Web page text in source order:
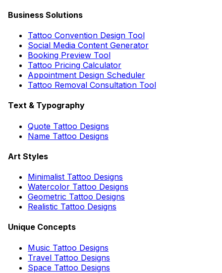
Business Solutions
Tattoo Convention Design Tool
Social Media Content Generator
Booking Preview Tool
Tattoo Pricing Calculator
Appointment Design Scheduler
Tattoo Removal Consultation Tool
Text & Typography
Quote Tattoo Designs
Name Tattoo Designs
Art Styles
Minimalist Tattoo Designs
Watercolor Tattoo Designs
Geometric Tattoo Designs
Realistic Tattoo Designs
Unique Concepts
Music Tattoo Designs
Travel Tattoo Designs
Space Tattoo Designs